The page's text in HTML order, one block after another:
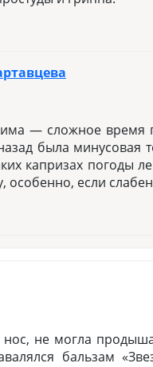
— сложное время
была минусовая
капризах погоды
особенно, если
нос, не могла
бальзам